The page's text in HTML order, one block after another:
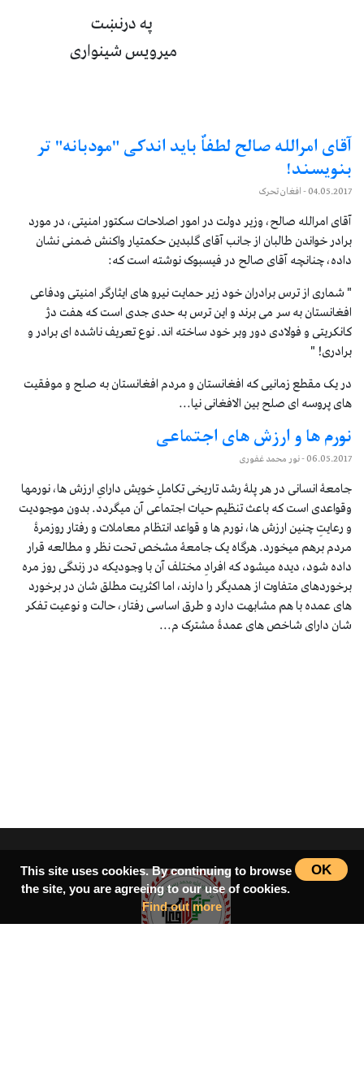
په درنښت
ميرويس شينواری
آقای امرالله صالح لطفاٌ باید اندکی "مودبانه" تر
بنویسند!
04.05.2017- افغان تحرک
آقای امرالله صالح، وزیر دولت در امور اصلاحات سکتور امنیتی، در مورد
برادر خواندن طالبان از جانب آقای گلبدین حکمتیار واکنش ضمنی نشان
داده، چنانچه آقای صالح در فیسبوک نوشته است که:
" شماری از ترس برادران خود زیر حمایت نیرو های ایثارگر امنیتی ودفاعی
افغانستان به سر می برند و این ترس به حدی جدی است که هفت دژ
کانکریتی و فولادی دور وبر خود ساخته اند. نوع تعریف ناشده ای برادر و
برادری! "
در یک مقطع زمانیی که افغانستان و مردم افغانستان به صلح و موفقیت
های پروسه ای صلح بین الافغانی نیا...
نورم ها و ارزش های اجتماعی
06.05.2017- نور محمد غفوری
جامعۀ انسانی در هر پلۀ رشد تاریخی تکاملِ خویش دارایِ ارزش ها، نورمها
وقواعدی است که باعث تنظیم حیات اجتماعی آن میگردد. بدون موجودیت
و رعایتِ چنین ارزش ها، نورم ها و قواعد انتظام معاملات و رفتار روزمرۀ
مردم برهم میخورد. هرگاه یک جامعۀ مشخص تحت نظر و مطالعه قرار
داده شود، دیده میشود که افرادِ مختلف آن با وجودیکه در زندگی روز مره
برخوردهای متفاوت از همدیگر را دارند، اما اکثریت مطلق شان در برخورد
های عمده با هم مشابهت دارد و طرق اساسی رفتار، حالت و نوعیت تفکر
شان دارای شاخص های عمدۀ مشترک م...
OK
This site uses cookies. By continuing to browse
the site, you are agreeing to our use of cookies.
Find out more